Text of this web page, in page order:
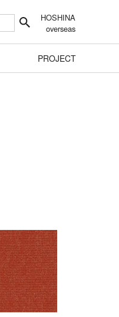
HOSHINA
overseas
PROJECT